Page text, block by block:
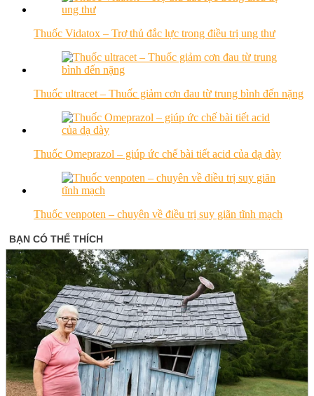
Thuốc Vidatox – Trợ thủ đắc lực trong điều trị ung thư
Thuốc ultracet – Thuốc giảm cơn đau từ trung bình đến nặng
Thuốc Omeprazol – giúp ức chế bài tiết acid của dạ dày
Thuốc venpoten – chuyên về điều trị suy giãn tĩnh mạch